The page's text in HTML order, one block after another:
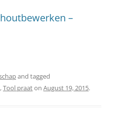
–
and tagged
,Tool praaton August 19, 2015.